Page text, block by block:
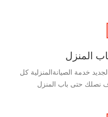
المنزل
خدمة الصيانةالمنزلية كل
نصلك حتى باب المنزل